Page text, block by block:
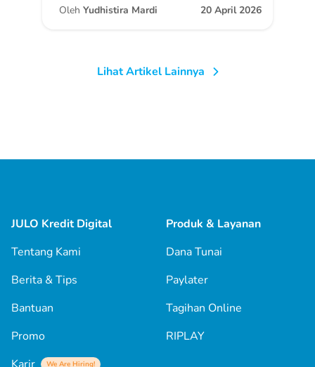
Oleh Yudhistira Mardi 20 April 2026
Lihat Artikel Lainnya
JULO Kredit Digital
Tentang Kami
Berita & Tips
Bantuan
Promo
We Are Hiring!
Produk & Layanan
Dana Tunai
Paylater
Tagihan Online
RIPLAY